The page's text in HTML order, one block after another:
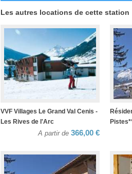
Les autres locations de cette station
VVF Villages Le Grand Val Cenis -
Les Rives de l'Arc
A partir de 366,00 €